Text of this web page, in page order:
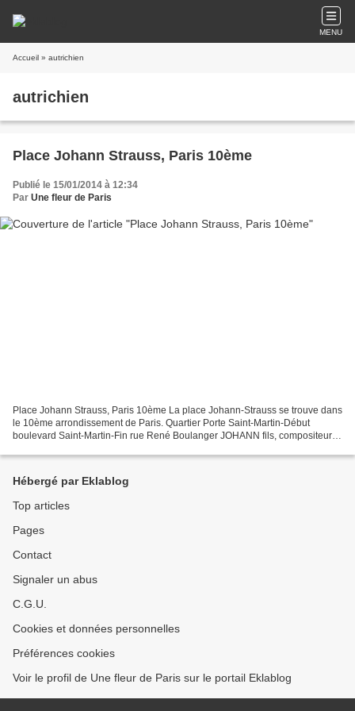
MENU
Accueil » autrichien
autrichien
Place Johann Strauss, Paris 10ème
Publié le 15/01/2014 à 12:34
Par Une fleur de Paris
Place Johann Strauss, Paris 10ème La place Johann-Strauss se trouve dans
le 10ème arrondissement de Paris. Quartier Porte Saint-Martin-Début
boulevard Saint-Martin-Fin rue René Boulanger JOHANN fils, compositeur
Hébergé par Eklablog
Top articles
Pages
Contact
Signaler un abus
C.G.U.
Cookies et données personnelles
Préférences cookies
Voir le profil de Une fleur de Paris sur le portail Eklablog